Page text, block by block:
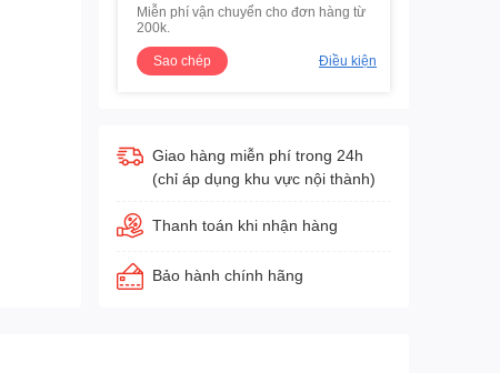
Miễn phí vận chuyển cho đơn hàng từ
200k.
Sao chép
Điều kiện
Giao hàng miễn phí trong 24h
(chỉ áp dụng khu vực nội thành)
Thanh toán khi nhận hàng
Bảo hành chính hãng